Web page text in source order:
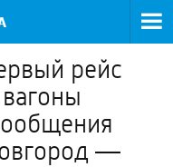
рейс
—